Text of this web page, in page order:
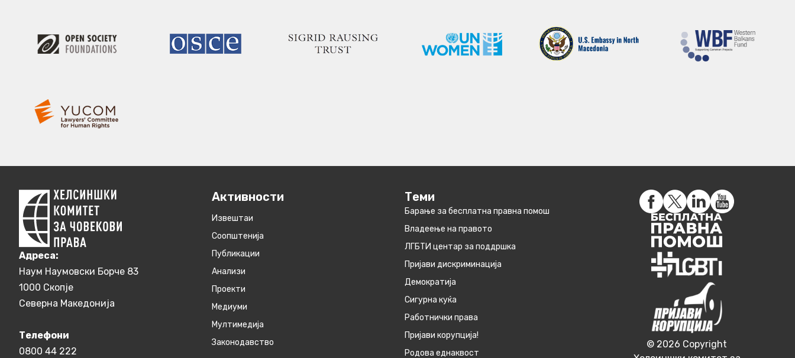
Aдреса:
Наум Наумовски Борче 83
1000 Скопје
Северна Македонија
Телефони
0800 44 222
Активности
Извештаи
Соопштенија
Публикации
Анализи
Проекти
Медиуми
Мултимедија
Законодавство
Теми
Барање за бесплатна правна помош
Владеење на правото
ЛГБТИ центар за поддршка
Пријави дискриминација
Демократија
Сигурна куќа
Работнички права
Пријави корупција!
Родова еднаквост
© 2026 Copyright